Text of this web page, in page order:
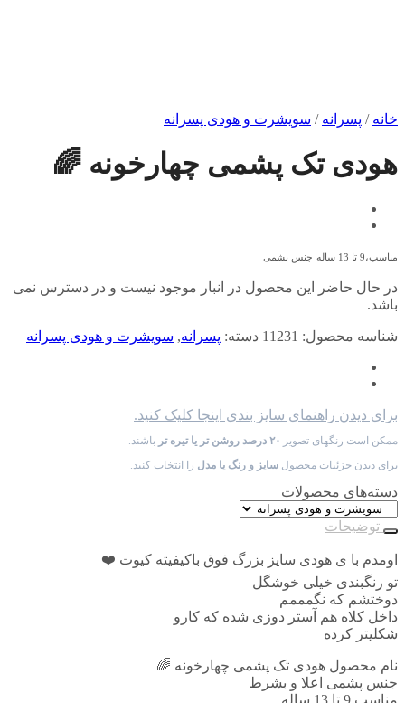
خانه / پسرانه / سویشرت و هودی پسرانه
هودی تک پشمی چهارخونه 🌈
مناسب،9 تا 13 ساله جنس پشمی
در حال حاضر این محصول در انبار موجود نیست و در دسترس نمی
باشد.
شناسه محصول: 11231 دسته: پسرانه, سویشرت و هودی پسرانه
برای دیدن راهنمای سایز بندی اینجا کلیک کنید.
ممکن است رنگهای تصویر ۲۰ درصد روشن تر یا تیره تر
باشند.
برای دیدن جزئیات محصول سایز و رنگ یا مدل را انتخاب کنید.
دسته‌های محصولات
توضیحات
اومدم با ی هودی سایز بزرگ فوق باکیفیته کیوت ❤️
تو رنگبندی خیلی خوشگل
دوختشم که نگمممم
داخل کلاه هم آستر دوزی شده که کارو
شکلیتر کرده
نام محصول هودی تک پشمی چهارخونه 🌈
جنس پشمی اعلا و بشرط
مناسب 9 تا 13 ساله